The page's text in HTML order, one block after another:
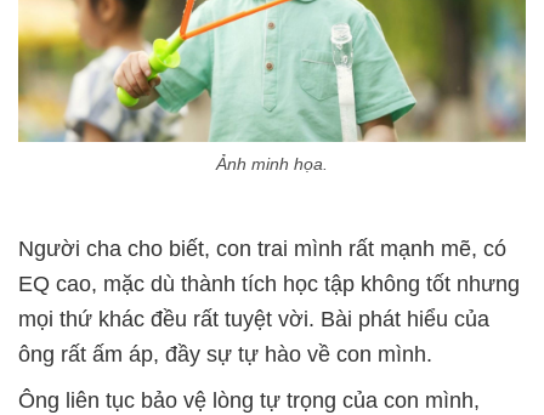
Ảnh minh họa.
Người cha cho biết, con trai mình rất mạnh mẽ, có
EQ cao, mặc dù thành tích học tập không tốt nhưng
mọi thứ khác đều rất tuyệt vời. Bài phát hiểu của
ông rất ấm áp, đầy sự tự hào về con mình.
Ông liên tục bảo vệ lòng tự trọng của con mình,